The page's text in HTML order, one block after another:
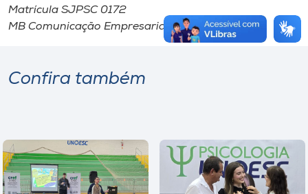
Matrícula SJPSC 0172
MB Comunicação Empresarial/Organizacional
Confira também